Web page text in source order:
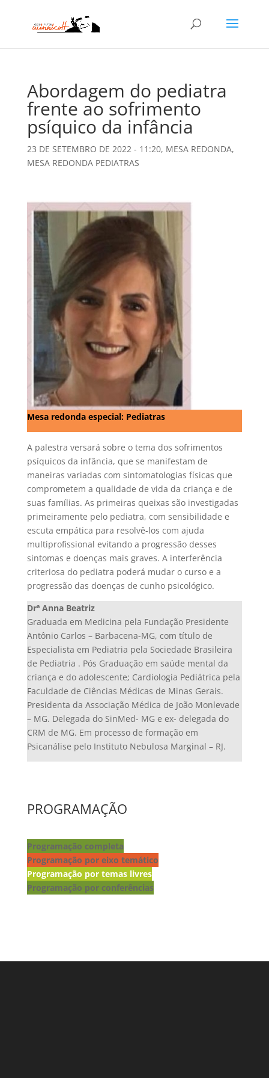
Abordagem do pediatra
frente ao sofrimento
psíquico da infância
23 DE SETEMBRO DE 2022 - 11:20, MESA REDONDA,
MESA REDONDA PEDIATRAS
Mesa redonda especial: Pediatras
A palestra versará sobre o tema dos sofrimentos
psíquicos da infância, que se manifestam de
maneiras variadas com sintomatologias físicas que
comprometem a qualidade de vida da criança e de
suas famílias. As primeiras queixas são investigadas
primeiramente pelo pediatra, com sensibilidade e
escuta empática para resolvê-los com ajuda
multiprofissional evitando a progressão desses
sintomas e doenças mais graves. A interferência
criteriosa do pediatra poderá mudar o curso e a
progressão das doenças de cunho psicológico.
Drª Anna Beatriz
Graduada em Medicina pela Fundação Presidente
Antônio Carlos – Barbacena-MG, com título de
Especialista em Pediatria pela Sociedade Brasileira
de Pediatria . Pós Graduação em saúde mental da
criança e do adolescente; Cardiologia Pediátrica pela
Faculdade de Ciências Médicas de Minas Gerais.
Presidenta da Associação Médica de João Monlevade
– MG. Delegada do SinMed- MG e ex- delegada do
CRM de MG. Em processo de formação em
Psicanálise pelo Instituto Nebulosa Marginal – RJ.
PROGRAMAÇÃO
Programação completa
Programação por eixo temático
Programação por temas livres
Programação por conferências